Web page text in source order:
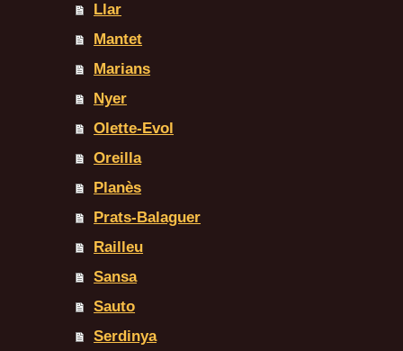
Llar
Mantet
Marians
Nyer
Olette-Evol
Oreilla
Planès
Prats-Balaguer
Railleu
Sansa
Sauto
Serdinya